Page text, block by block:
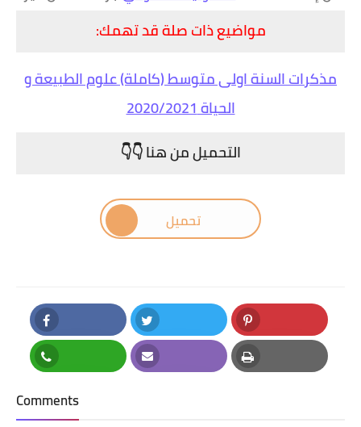
مواضيع ذات صلة قد تهمك:
مذكرات السنة اولى متوسط (كاملة) علوم الطبيعة و
الحياة 2020/2021
التحميل من هنا 👇👇
تحميل
Facebook Twitter Pinterest
Whatsapp Email Print
Comments